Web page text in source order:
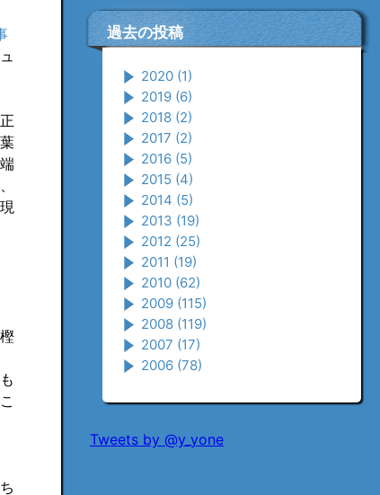
過去の投稿
2020 (1)
2019 (6)
2018 (2)
2017 (2)
2016 (5)
2015 (4)
2014 (5)
2013 (19)
2012 (25)
2011 (19)
2010 (62)
2009 (115)
2008 (119)
2007 (17)
2006 (78)
Tweets by @y_yone